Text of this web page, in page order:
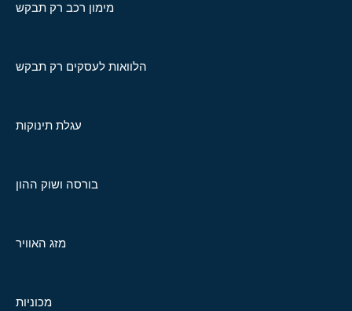
מימון רכב רק תבקש
הלוואות לעסקים רק תבקש
עגלת תינוקות
בורסה ושוק ההון
מזג האוויר
מכוניות